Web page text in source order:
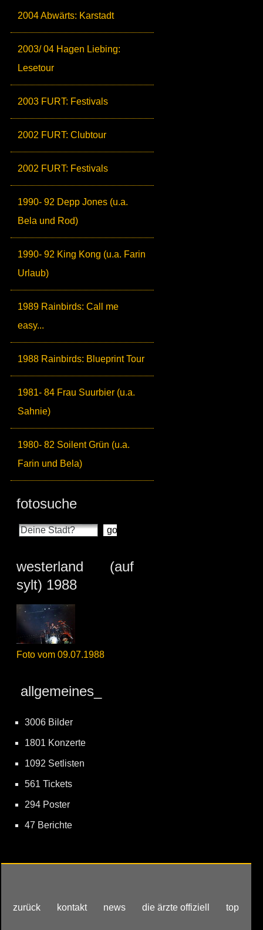
2004 Abwärts: Karstadt
2003/ 04 Hagen Liebing:
Lesetour
2003 FURT: Festivals
2002 FURT: Clubtour
2002 FURT: Festivals
1990- 92 Depp Jones (u.a.
Bela und Rod)
1990- 92 King Kong (u.a. Farin
Urlaub)
1989 Rainbirds: Call me
easy...
1988 Rainbirds: Blueprint Tour
1981- 84 Frau Suurbier (u.a.
Sahnie)
1980- 82 Soilent Grün (u.a.
Farin und Bela)
fotosuche
westerland (auf
sylt) 1988
Foto vom 09.07.1988
allgemeines_
3006 Bilder
1801 Konzerte
1092 Setlisten
561 Tickets
294 Poster
47 Berichte
zurück kontakt news die ärzte offiziell top